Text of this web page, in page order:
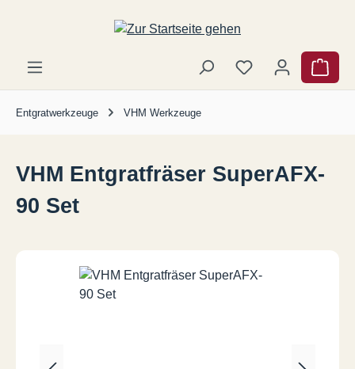
Zum Hauptinhalt springen
Entgratwerkzeuge VHM Werkzeuge
VHM Entgratfräser SuperAFX-
90 Set